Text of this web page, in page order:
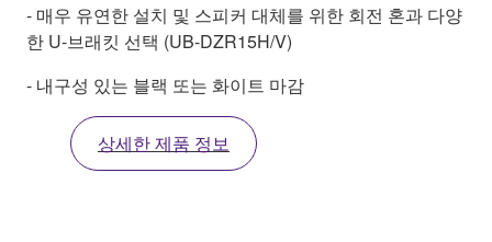
- 매우 유연한 설치 및 스피커 대체를 위한 회전 혼과 다양
한 U-브래킷 선택 (UB-DZR15H/V)
- 내구성 있는 블랙 또는 화이트 마감
상세한 제품 정보